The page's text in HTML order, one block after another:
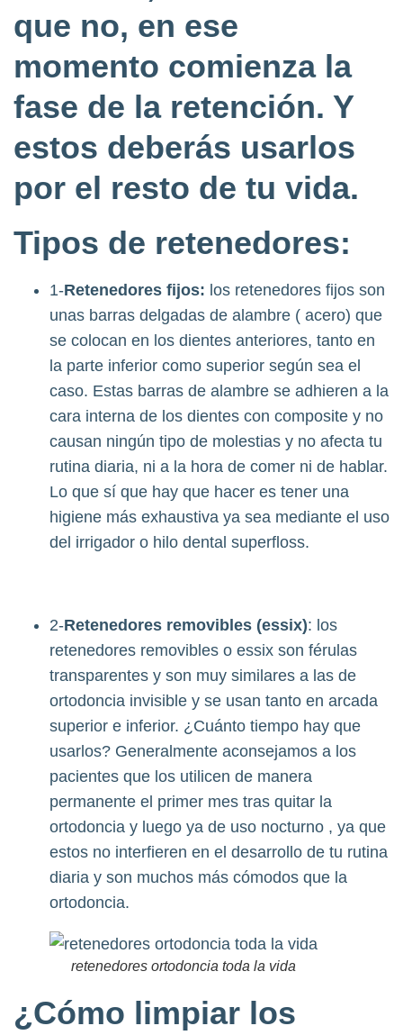
que no, en ese
momento comienza la
fase de la retención. Y
estos deberás usarlos
por el resto de tu vida.
Tipos de retenedores:
1-Retenedores fijos: los retenedores fijos son
unas barras delgadas de alambre ( acero) que
se colocan en los dientes anteriores, tanto en
la parte inferior como superior según sea el
caso. Estas barras de alambre se adhieren a la
cara interna de los dientes con composite y no
causan ningún tipo de molestias y no afecta tu
rutina diaria, ni a la hora de comer ni de hablar.
Lo que sí que hay que hacer es tener una
higiene más exhaustiva ya sea mediante el uso
del irrigador o hilo dental superfloss.
2-Retenedores removibles (essix): los
retenedores removibles o essix son férulas
transparentes y son muy similares a las de
ortodoncia invisible y se usan tanto en arcada
superior e inferior. ¿Cuánto tiempo hay que
usarlos? Generalmente aconsejamos a los
pacientes que los utilicen de manera
permanente el primer mes tras quitar la
ortodoncia y luego ya de uso nocturno , ya que
estos no interfieren en el desarrollo de tu rutina
diaria y son muchos más cómodos que la
ortodoncia.
retenedores ortodoncia toda la vida
¿Cómo limpiar los